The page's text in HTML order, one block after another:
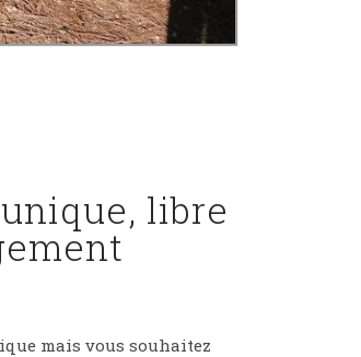
libre
mais vous souhaitez